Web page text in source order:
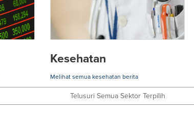
Kesehatan
Melihat semua kesehatan berita
Telusuri Semua Sektor Terpilih